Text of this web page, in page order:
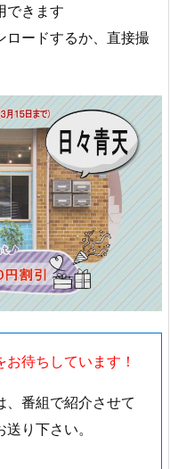
できます
ロードするか、直接撮
待ちしています！
、番組で紹介させて
り下さい。